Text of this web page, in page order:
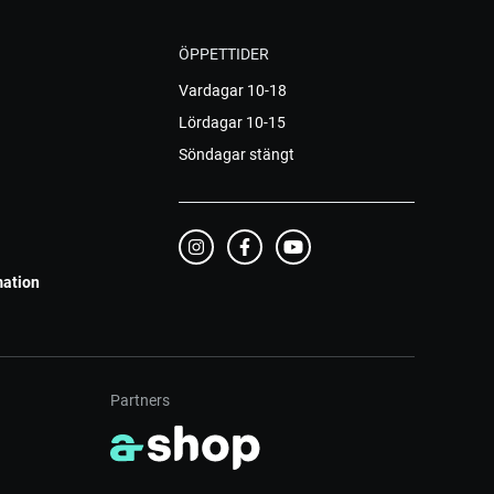
ÖPPETTIDER
Vardagar 10-18
Lördagar 10-15
Söndagar stängt
Partners